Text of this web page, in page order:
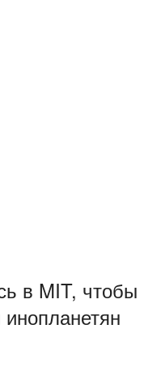
в MIT, чтобы
инопланетян